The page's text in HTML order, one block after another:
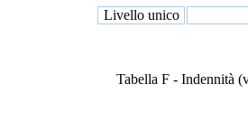
Livello unico
Tabella F - Indennità